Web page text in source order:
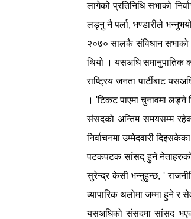
लागेको प्रतिनिधि सभाको
लड्नु नै पर्ला, भण्डारीले
२०७० सालकै संविधान सभाको
थियो । यसअघि समानुपातिक
राष्ट्रिय जनता पार्टीबाट
। 'टिकट पाएमा चुनावमा लड्ने
संसदको अन्तिम समयसम्म
निर्वाचनमा उम्मेदवारी
पटकपटक सांसद् हुने नेताहरुको
सुरेन्द्र केसी भन्नुहुन्छ, '
व्यापारिक थलोमा जम्मा हुने र
यसअघिको संसदमा सांसद